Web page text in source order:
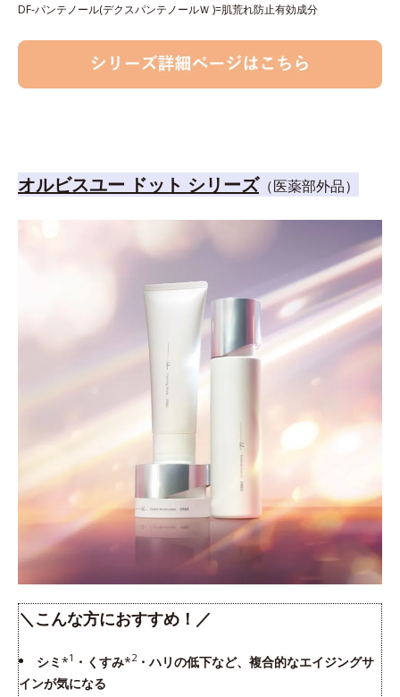
DF-パンテノール(デクスパンテノールＷ )=肌荒れ防止有効成分
オルビスユー ドット シリーズ（医薬部外品）
＼こんな方におすすめ！／
シミ *1 ・くすみ*2・ハリの低下など、複合的なエイジングサ
インが気になる